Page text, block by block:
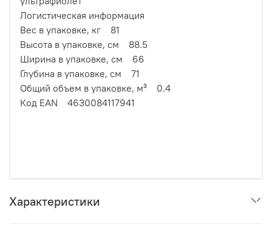
Логистическая информация
Вес в упаковке, кг 81
Высота в упаковке, см 88.5
Ширина в упаковке, см 66
Глубина в упаковке, см 71
Общий объем в упаковке, м³ 0.4
Код EAN 4630084117941
Характеристики